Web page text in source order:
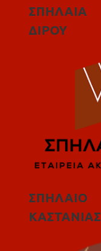
ΣΠΗΛΑΙΑ
ΔΙΡΟΥ
ΣΠΗΛΑΙΟ
ΚΑΣΤΑΝΙΑΣ